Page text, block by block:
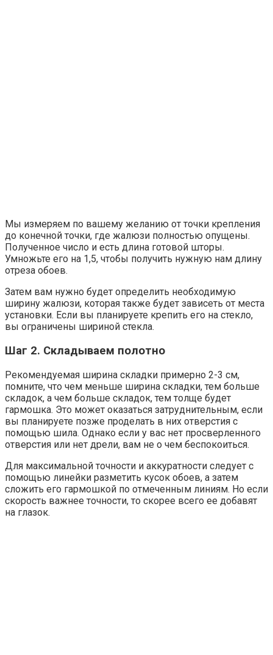
Мы измеряем по вашему желанию от точки крепления
до конечной точки, где жалюзи полностью опущены.
Полученное число и есть длина готовой шторы.
Умножьте его на 1,5, чтобы получить нужную нам длину
отреза обоев.
Затем вам нужно будет определить необходимую
ширину жалюзи, которая также будет зависеть от места
установки. Если вы планируете крепить его на стекло,
вы ограничены шириной стекла.
Шаг 2. Складываем полотно
Рекомендуемая ширина складки примерно 2-3 см,
помните, что чем меньше ширина складки, тем больше
складок, а чем больше складок, тем толще будет
гармошка. Это может оказаться затруднительным, если
вы планируете позже проделать в них отверстия с
помощью шила. Однако если у вас нет просверленного
отверстия или нет дрели, вам не о чем беспокоиться.
Для максимальной точности и аккуратности следует с
помощью линейки разметить кусок обоев, а затем
сложить его гармошкой по отмеченным линиям. Но если
скорость важнее точности, то скорее всего ее добавят
на глазок.